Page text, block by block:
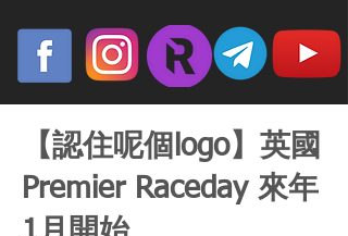
【認住呢個logo】英國
Premier Raceday 來年